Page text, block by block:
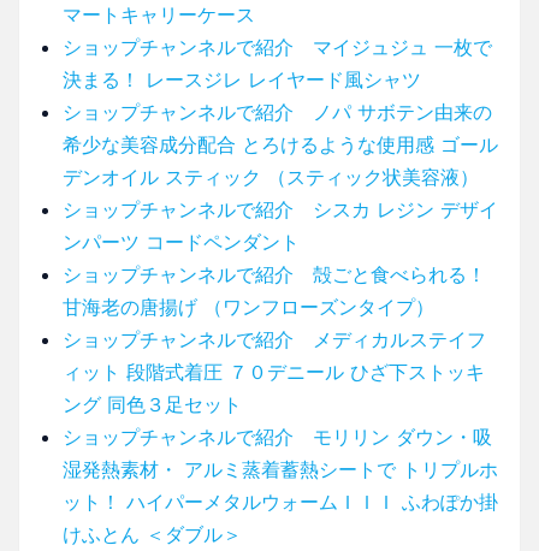
マートキャリーケース
ショップチャンネルで紹介 マイジュジュ 一枚で
決まる！ レースジレ レイヤード風シャツ
ショップチャンネルで紹介 ノパ サボテン由来の
希少な美容成分配合 とろけるような使用感 ゴール
デンオイル スティック （スティック状美容液）
ショップチャンネルで紹介 シスカ レジン デザイ
ンパーツ コードペンダント
ショップチャンネルで紹介 殻ごと食べられる！
甘海老の唐揚げ （ワンフローズンタイプ）
ショップチャンネルで紹介 メディカルステイフ
ィット 段階式着圧 ７０デニール ひざ下ストッキ
ング 同色３足セット
ショップチャンネルで紹介 モリリン ダウン・吸
湿発熱素材・ アルミ蒸着蓄熱シートで トリプルホ
ット！ ハイパーメタルウォームＩＩＩ ふわぽか掛
けふとん ＜ダブル＞